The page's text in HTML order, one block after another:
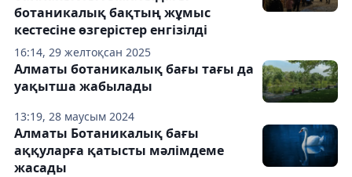
16:14, 29 желтоқсан 2025
ботаникалық бақтың жұмыс
кестесіне өзгерістер енгізілді
13:19, 28 маусым 2024
Алматы ботаникалық бағы тағы да
уақытша жабылады
Алматы Ботаникалық бағы
аққуларға қатысты мәлімдеме
жасады